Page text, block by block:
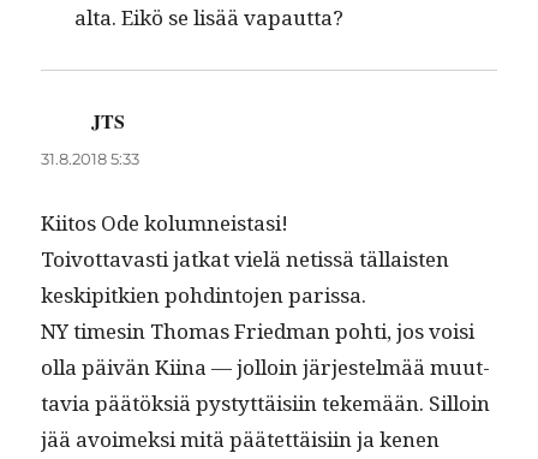
alta. Eikö se lisää vapautta?
JTS
31.8.2018 5:33
Kiitos Ode kolumneistasi!
Toiv­ot­tavasti jatkat vielä netis­sä täl­lais­ten
keskip­itkien pohd­in­to­jen parissa.
NY timesin Thomas Fried­man pohti, jos voisi
olla päivän Kiina — jol­loin jär­jestelmää muut­
tavia päätök­siä pystyt­täisi­in tekemään. Sil­loin
jää avoimek­si mitä päätet­täisi­in ja kenen